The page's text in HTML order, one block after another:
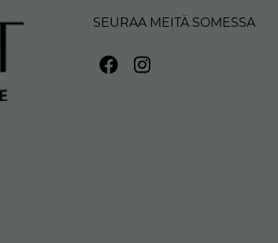
SEURAA MEITÄ SOMESSA